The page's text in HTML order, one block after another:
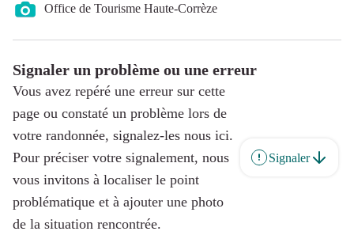
Office de Tourisme Haute-Corrèze
Signaler un problème ou une erreur
Vous avez repéré une erreur sur cette
page ou constaté un problème lors de
votre randonnée, signalez-les nous ici.
Pour préciser votre signalement, nous
vous invitons à localiser le point
problématique et à ajouter une photo
de la situation rencontrée.
Signaler